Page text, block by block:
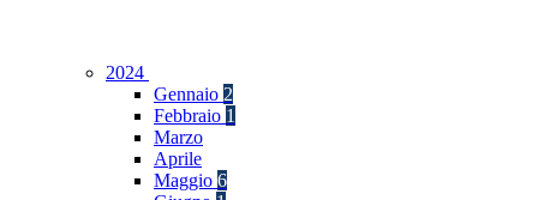
2024
Gennaio 2
Febbraio 1
Marzo
Aprile
Maggio 6